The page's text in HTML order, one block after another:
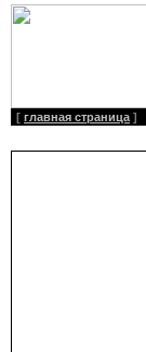
[ главная страница ]